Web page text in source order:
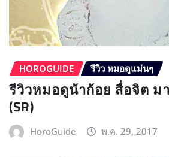
HOROGUIDE รีวิว หมอดูแม่นๆ
รีวิวหมอดูน้าก้อย สื่อจิต
(SR)
HoroGuide พ.ค. 29, 2017